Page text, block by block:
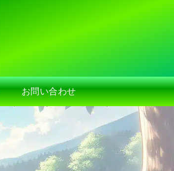
お問い合わせ